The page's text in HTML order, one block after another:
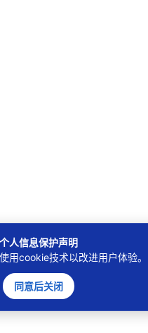
个人信息保护声明
用cookie技术以改进用户体验。
同意后关闭